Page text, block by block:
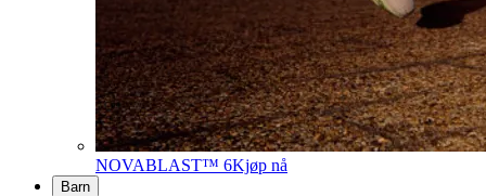
NOVABLAST™ 6Kjøp nå
Barn